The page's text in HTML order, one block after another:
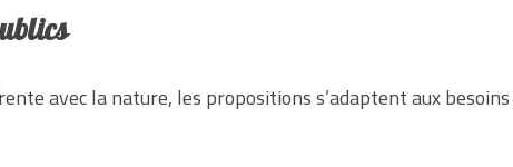
avec la nature, les propositions s’adaptent aux